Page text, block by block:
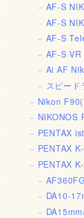
AF-S
AF-S
AF-S
AF-S
Ai AF
スピー
Nikon F90
NIKONOS
PENTAX
PENTAX
PENTAX
DA10-